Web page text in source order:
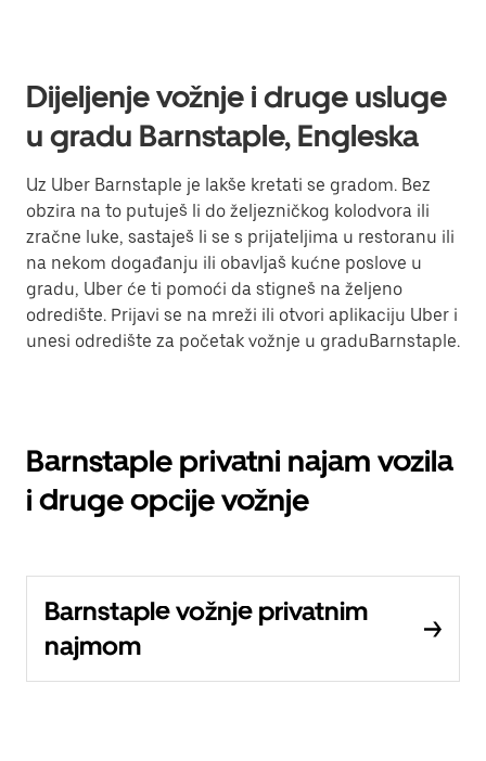
Dijeljenje vožnje i druge usluge
u gradu Barnstaple, Engleska
Uz Uber Barnstaple je lakše kretati se gradom. Bez
obzira na to putuješ li do željezničkog kolodvora ili
zračne luke, sastaješ li se s prijateljima u restoranu ili
na nekom događanju ili obavljaš kućne poslove u
gradu, Uber će ti pomoći da stigneš na željeno
odredište. Prijavi se na mreži ili otvori aplikaciju Uber i
unesi odredište za početak vožnje u graduBarnstaple.
Barnstaple privatni najam vozila
i druge opcije vožnje
Barnstaple vožnje privatnim
najmom